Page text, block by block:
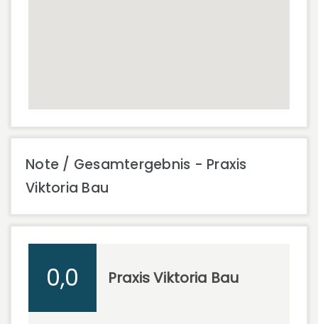
Note / Gesamtergebnis - Praxis
Viktoria Bau
0,0 Praxis Viktoria Bau